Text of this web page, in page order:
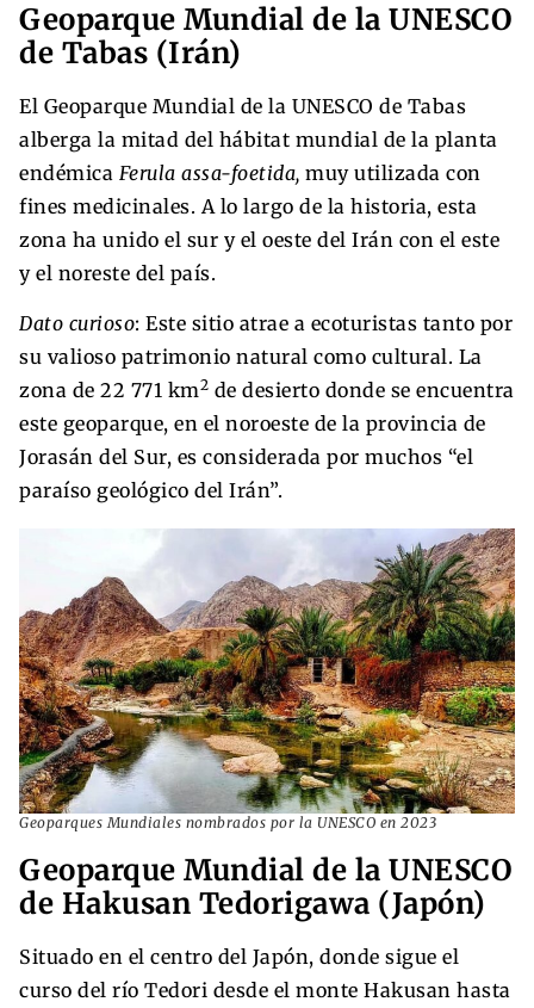
Geoparque Mundial de la UNESCO
de Tabas (Irán)
El Geoparque Mundial de la UNESCO de Tabas
alberga la mitad del hábitat mundial de la planta
endémica Ferula assa-foetida, muy utilizada con
fines medicinales. A lo largo de la historia, esta
zona ha unido el sur y el oeste del Irán con el este
y el noreste del país.
Dato curioso: Este sitio atrae a ecoturistas tanto por
su valioso patrimonio natural como cultural. La
zona de 22 771 km2 de desierto donde se encuentra
este geoparque, en el noroeste de la provincia de
Jorasán del Sur, es considerada por muchos “el
paraíso geológico del Irán”.
Geoparques Mundiales nombrados por la UNESCO en 2023
Geoparque Mundial de la UNESCO
de Hakusan Tedorigawa (Japón)
Situado en el centro del Japón, donde sigue el
curso del río Tedori desde el monte Hakusan hasta